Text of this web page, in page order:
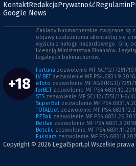
KontaktRedakcjaPrywatnośćRegulamin
Google News
+18
Zakłady bukmacherskie związane są
objawy uzależnienia skontaktuj się z
wyjściu z nałogu hazardowego. Graj
licencją Ministerstwa Finansów.
legalnych bukmacherów.
Fortuna zezwolenie MF SC/12/7251/10/
LV BET zezwolenie MF
eToto zezwolenie MF AG9(RG3)/7251/
forBET zezwolenie MF
STS zezwolenie MF SC/12/7251/11-6/
SuperBet zezwolenie MF
TOTALbet zezwolenie MF
PZBuk zezwolenie MF
BetFan zezwolenie MF
Betclic zezwolenie MF
Fuksiarz zezwolenie MF
Copyright © 2026 LegalSport.pl Wszelkie prawa